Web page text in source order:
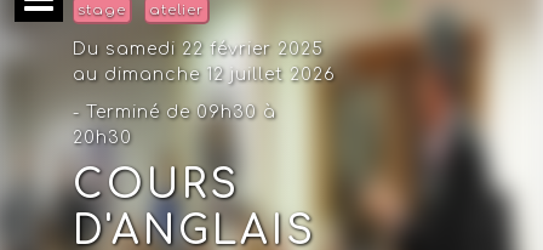
stage atelier
Du samedi 22 février 2025
au dimanche 12 juillet 2026
- Terminé de 09h30 à
20h30
COURS
D'ANGLAIS